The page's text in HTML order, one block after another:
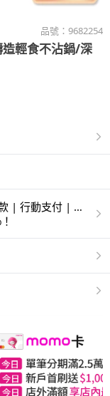
品號： 9682254
輕食不沾鍋/深
| 行動支付 | 超
戶付款